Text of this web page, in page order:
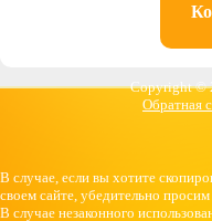
Copyright ©
Обратная
В случае, если вы хотите
своем сайте, убедительно
В случае незаконного